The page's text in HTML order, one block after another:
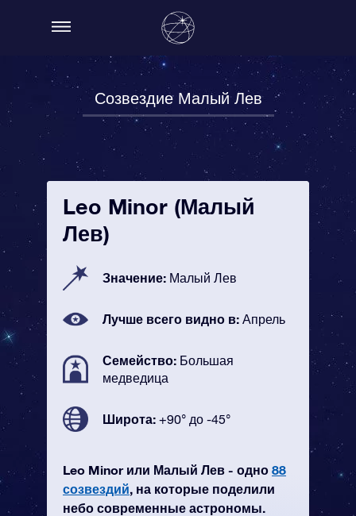
Созвездие Малый Лев
Leo Minor (Малый
Лев)
Значение: Малый Лев
Лучше всего видно в: Апрель
Семейство: Большая
медведица
Широта: +90° до -45°
Leo Minor или Малый Лев - одно 88
созвездий, на которые поделили
небо современные астрономы.